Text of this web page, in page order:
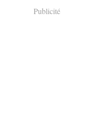
Publicité